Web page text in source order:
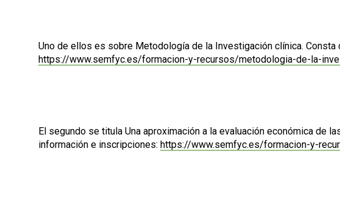
Uno de ellos es sobre Metodología de la Investigación clínica.
https://www.semfyc.es/formacion-y-recursos/metodologia-de-la-
El segundo se titula Una aproximación a la evaluación económica de
información e inscripciones: https://www.semfyc.es/formacion-y-